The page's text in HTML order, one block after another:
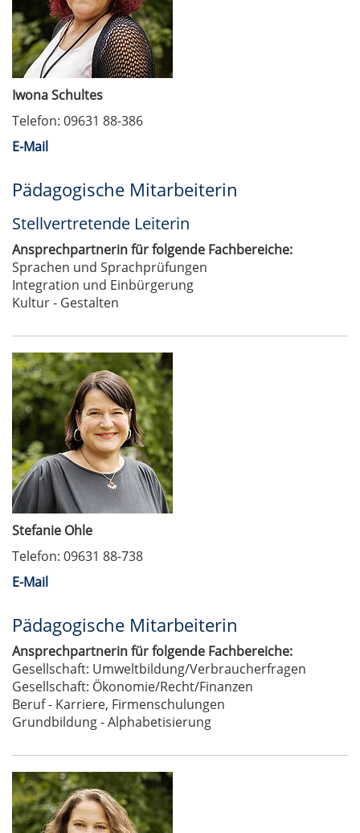
Iwona Schultes
Telefon: 09631 88-386
E-Mail
Pädagogische Mitarbeiterin
Stellvertretende Leiterin
Ansprechpartnerin für folgende Fachbereiche:
Sprachen und Sprachprüfungen
Integration und Einbürgerung
Kultur - Gestalten
Stefanie Ohle
Telefon: 09631 88-738
E-Mail
Pädagogische Mitarbeiterin
Ansprechpartnerin für folgende Fachbereiche:
Gesellschaft: Umweltbildung/Verbraucherfragen
Gesellschaft: Ökonomie/Recht/Finanzen
Beruf - Karriere, Firmenschulungen
Grundbildung - Alphabetisierung